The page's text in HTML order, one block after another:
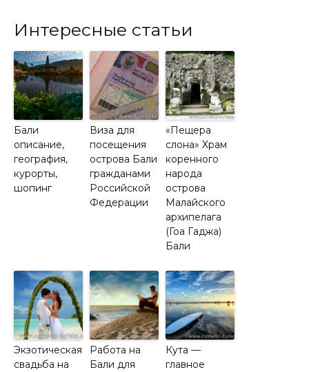
Интересные статьи
Бали
описание,
география,
курорты,
шопинг
Виза для
посещения
острова Бали
гражданами
Российской
Федерации
«Пещера
слона» Храм
коренного
народа
острова
Малайского
архипелага
(Гоа Гаджа)
Бали
Экзотическая
свадьба на
Работа на
Бали для
Кута —
главное